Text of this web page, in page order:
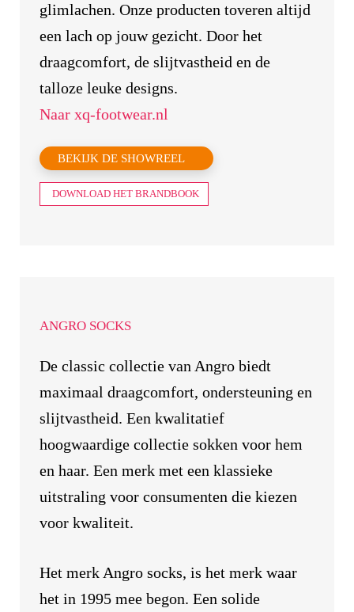
glimlachen. Onze producten toveren altijd
een lach op jouw gezicht. Door het
draagcomfort, de slijtvastheid en de
talloze leuke designs.
Naar xq-footwear.nl
BEKIJK DE SHOWREEL
DOWNLOAD HET BRANDBOOK
ANGRO SOCKS
De classic collectie van Angro biedt
maximaal draagcomfort, ondersteuning en
slijtvastheid. Een kwalitatief
hoogwaardige collectie sokken voor hem
en haar. Een merk met een klassieke
uitstraling voor consumenten die kiezen
voor kwaliteit.
Het merk Angro socks, is het merk waar
het in 1995 mee begon. Een solide